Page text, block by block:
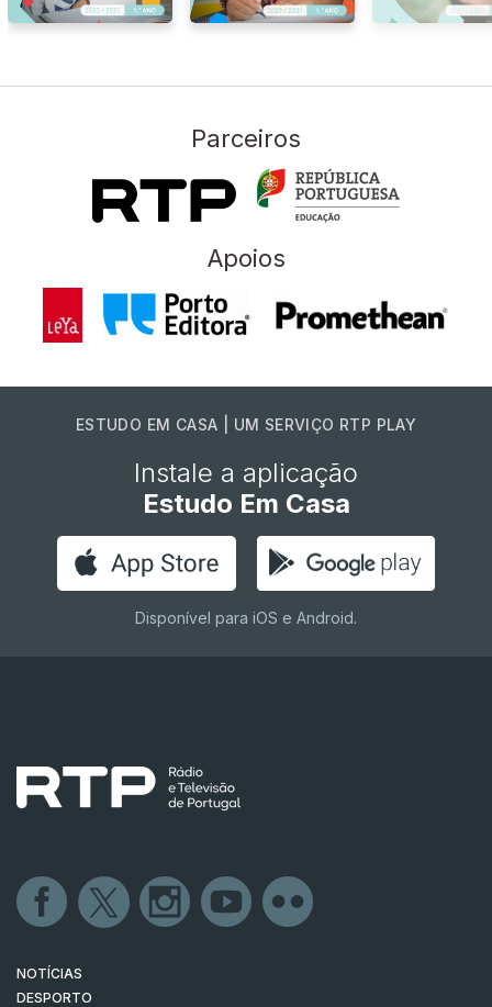
Parceiros
Apoios
ESTUDO EM CASA | UM SERVIÇO RTP PLAY
Instale a aplicação
Estudo Em Casa
Disponível para iOS e Android.
NOTÍCIAS
DESPORTO